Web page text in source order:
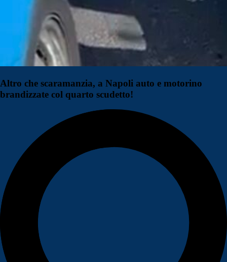
Altro che scaramanzia, a Napoli auto e motorino
brandizzate col quarto scudetto!